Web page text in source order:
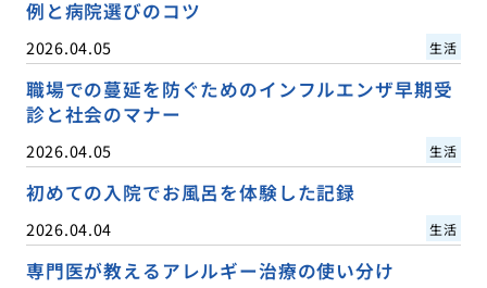
例と病院選びのコツ
2026.04.05 生活
職場での蔓延を防ぐためのインフルエンザ早期受
診と社会のマナー
2026.04.05 生活
初めての入院でお風呂を体験した記録
2026.04.04 生活
専門医が教えるアレルギー治療の使い分け